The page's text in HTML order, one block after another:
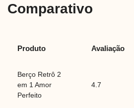
Comparativo
Produto Avaliação
Berço Retrô 2
em 1 Amor
Perfeito
4.7